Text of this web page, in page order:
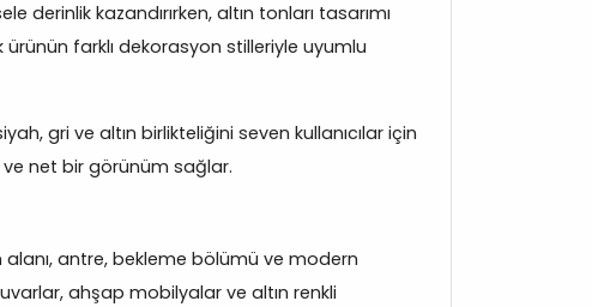
kazandırırken, altın tonları tasarımı
farklı dekorasyon stilleriyle uyumlu
gri ve altın birlikteliğini seven kullanıcılar için
net bir görünüm sağlar.
alanı, antre, bekleme bölümü ve modern
ahşap mobilyalar ve altın renkli